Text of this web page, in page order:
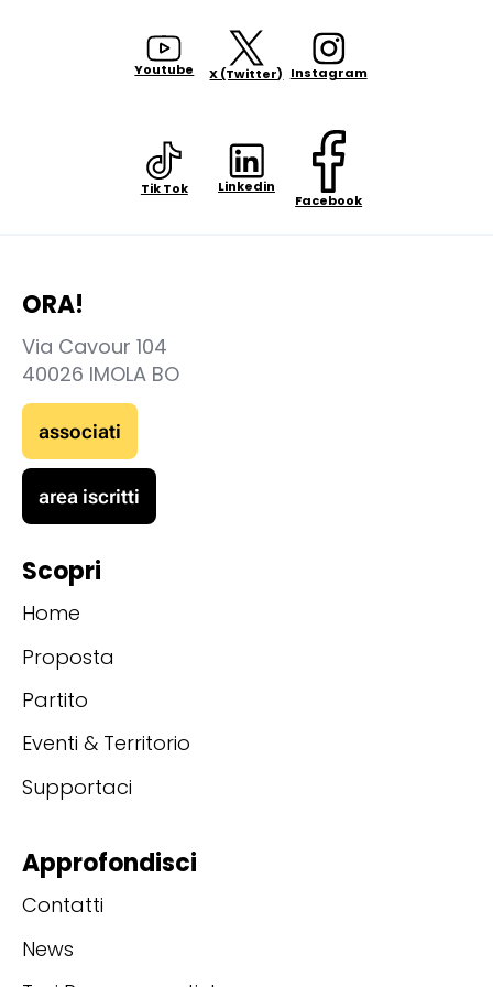
Youtube X (Twitter) Instagram
Tik Tok Linkedin
Facebook
ORA!
Via Cavour 104
40026 IMOLA BO
associati
area iscritti
Scopri
Home
Proposta
Partito
Eventi & Territorio
Supportaci
Approfondisci
Contatti
News